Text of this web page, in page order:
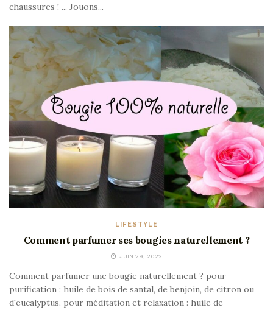
chaussures ! ... Jouons...
LIFESTYLE
Comment parfumer ses bougies naturellement ?
JUIN 29, 2022
Comment parfumer une bougie naturellement ? pour
purification : huile de bois de santal, de benjoin, de citron ou
d'eucalyptus. pour méditation et relaxation : huile de